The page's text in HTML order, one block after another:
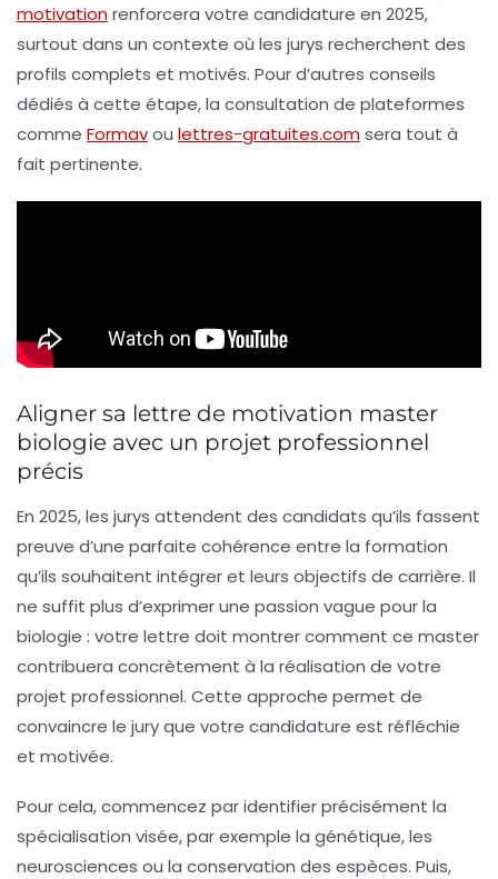
motivationrenforcera votre candidature en 2025,
surtout dans un contexte où les jurys recherchent des
profils complets et motivés. Pour d’autres conseils
dédiés à cette étape, la consultation de plateformes
comme Formavou lettres-gratuites.comsera tout à
fait pertinente.
Aligner sa lettre de motivation master
biologie avec un projet professionnel
précis
En 2025, les jurys attendent des candidats qu’ils fassent
preuve d’une parfaite cohérence entre la formation
qu’ils souhaitent intégrer et leurs objectifs de carrière. Il
ne suffit plus d’exprimer une passion vague pour la
biologie : votre lettre doit montrer comment ce master
contribuera concrètement à la réalisation de votre
projet professionnel. Cette approche permet de
convaincre le jury que votre candidature est réfléchie
et motivée.
Pour cela, commencez par identifier précisément la
spécialisation visée, par exemple la génétique, les
neurosciences ou la conservation des espèces. Puis,